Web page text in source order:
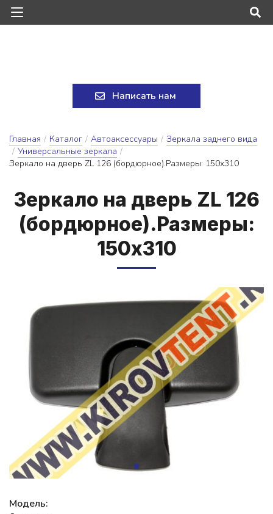
Написать нам
Главная / Каталог / Автоаксессуары / Зеркала заднего вида
/ Универсальные зеркала /
Зеркало на дверь ZL 126 (бордюрное).Размеры: 150х310
Зер­ка­ло на дверь ZL 126
(бор­дюрное).Раз­ме­ры:
150х310
Модель: